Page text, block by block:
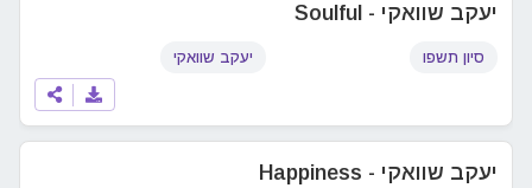
יעקב שוואקי - Soulful
סיון תשפו יעקב שוואקי
יעקב שוואקי - Happiness